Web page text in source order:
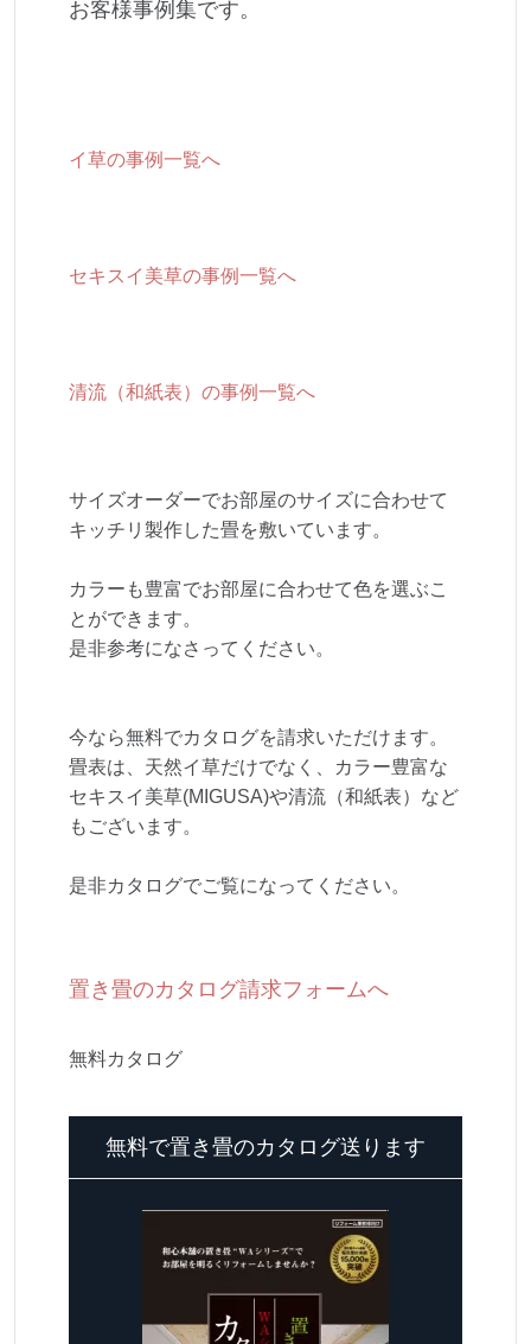
お客様事例集です。
イ草の事例一覧へ
セキスイ美草の事例一覧へ
清流（和紙表）の事例一覧へ
サイズオーダーでお部屋のサイズに合わせて
キッチリ製作した畳を敷いています。
カラーも豊富でお部屋に合わせて色を選ぶこ
とができます。
是非参考になさってください。
今なら無料でカタログを請求いただけます。
畳表は、天然イ草だけでなく、カラー豊富な
セキスイ美草(MIGUSA)や清流（和紙表）など
もございます。
是非カタログでご覧になってください。
置き畳のカタログ請求フォームへ
無料カタログ
無料で置き畳のカタログ送ります